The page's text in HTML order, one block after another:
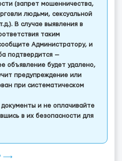
(запрет мошенничества,
людьми, сексуальной
В случае выявления в
таким
Администратору, и
подтвердится —
объявление будет удалено,
предупреждение или
при систематическом
и не оплачивайте
в их безопасности для
⟶